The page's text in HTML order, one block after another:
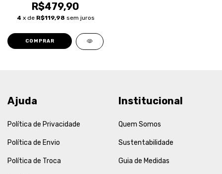
R$479,90
4 x de R$119,98 sem juros
COMPRAR
Ajuda
Política de Privacidade
Política de Envio
Política de Troca
Institucional
Quem Somos
Sustentabilidade
Guia de Medidas